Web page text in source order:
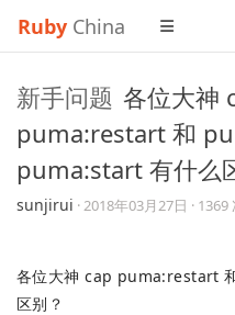
Ruby China
新手问题 各位大神
puma:restart 和
puma:start 有什么
sunjirui ·2018年03月27日 ·
各位大神 cap puma:restart
区别？